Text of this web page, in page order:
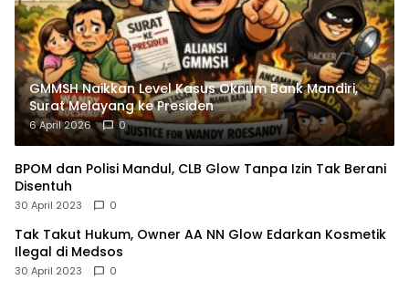
GMMSH Naikkan Level Kasus Oknum Bank Mandiri,
Surat Melayang ke Presiden
6 April 2026 0
BPOM dan Polisi Mandul, CLB Glow Tanpa Izin Tak Berani
Disentuh
30 April 2023 0
Tak Takut Hukum, Owner AA NN Glow Edarkan Kosmetik
Ilegal di Medsos
30 April 2023 0